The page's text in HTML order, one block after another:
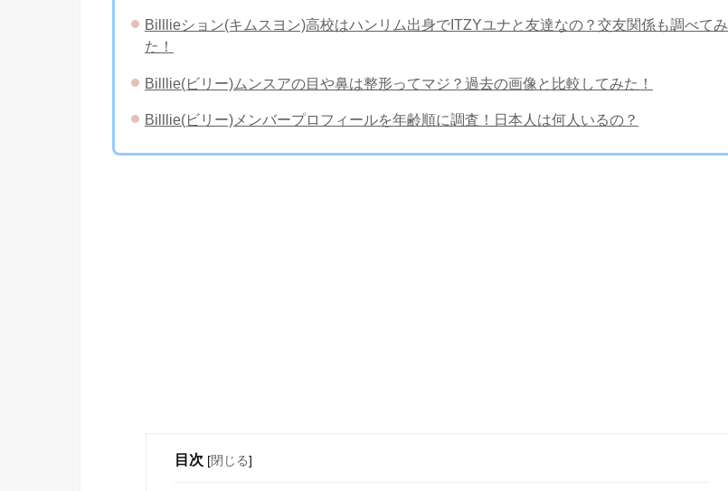
Billlieション(キムスヨン)高校はハンリム出身でITZYユナと友達なの？交友関係も調べてみ
た！
Billlie(ビリー)ムンスアの目や鼻は整形ってマジ？過去の画像と比較してみた！
Billlie(ビリー)メンバープロフィールを年齢順に調査！日本人は何人いるの？
目次 [閉じる]